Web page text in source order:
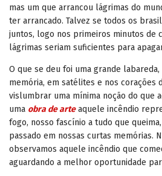
mas um que arrancou lágrimas do
ter arrancado. Talvez se todos os
juntos, logo nos primeiros minutos de
lágrimas seriam suficientes para
O que se deu foi uma grande
memória, em satélites e nos corações
vislumbrar uma mínima noção do que
uma obra de arteaquele incêndio
fogo, nosso fascínio a tudo que
passado em nossas curtas memórias.
observamos aquele incêndio que
aguardando a melhor oportunidade